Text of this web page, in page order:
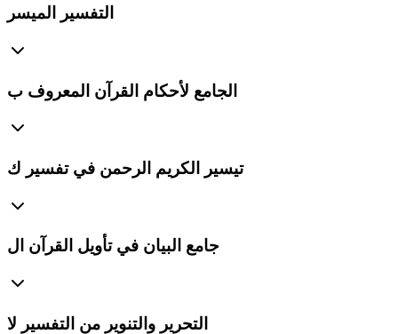
التفسير الميسر
الجامع لأحكام القرآن المعروف ب
تيسير الكريم الرحمن في تفسير ك
جامع البيان في تأويل القرآن ال
التحرير والتنوير من التفسير لا